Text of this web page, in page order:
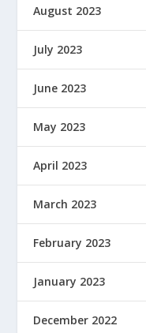
August 2023
July 2023
June 2023
May 2023
April 2023
March 2023
February 2023
January 2023
December 2022